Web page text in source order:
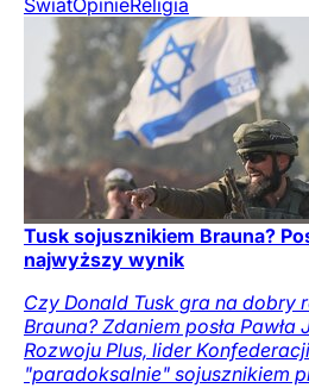
Tusk sojusznikiem Brauna?
najwyższy wynik
Czy Donald Tusk gra na dobry
Brauna? Zdaniem posła Pawła
Rozwoju Plus, lider
"paradoksalnie" sojusznikiem